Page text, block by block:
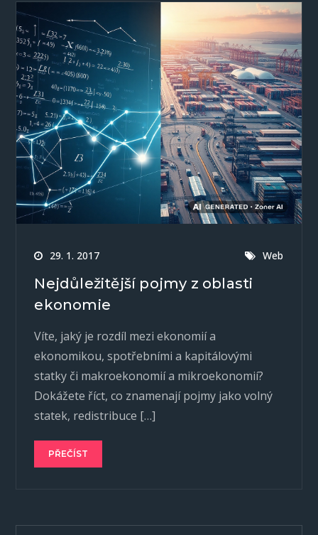
29. 1. 2017 Web
Nejdůležitější pojmy z oblasti
ekonomie
Víte, jaký je rozdíl mezi ekonomií a
ekonomikou, spotřebními a kapitálovými
statky či makroekonomií a mikroekonomií?
Dokážete říct, co znamenají pojmy jako volný
statek, redistribuce […]
PŘEČÍST